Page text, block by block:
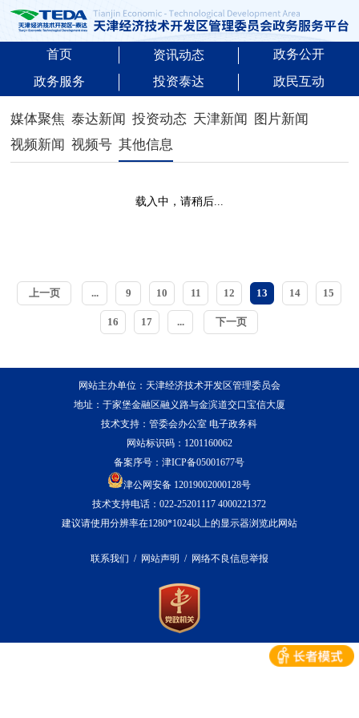
首页 资讯动态
政务公开
政务服务
投资泰达 政民互动
媒体聚焦 泰达新闻 投资动态 天津新闻
图片新闻
视频新闻
视频号 其他信息
载入中，请稍后...
上一页 ... 9 10 11 12 13 14 15
16 17 ... 下一页
网站主办单位：天津经济技术开发区管理委员会
地址：于家堡金融区融义路与金滨道交口宝信大厦
技术支持：管委会办公室 电子政务科
网站标识码：1201160062
备案序号：津ICP备05001677号
津公网安备 12019002000128号
技术支持电话：022-25201117 4000221372
建议请使用分辨率在1280*1024以上的显示器浏览此网站
联系我们 / 网站声明 / 网络不良信息举报